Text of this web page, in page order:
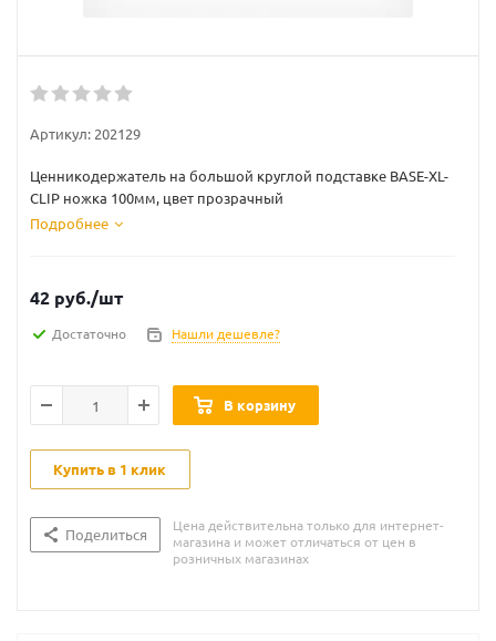
Артикул: 202129
Ценникодержатель на большой круглой подставке BASE-XL-
CLIP ножка 100мм, цвет прозрачный
Подробнее
42 руб./шт
Достаточно Нашли дешевле?
В корзину
Купить в 1 клик
Поделиться
Цена действительна только для интернет-
магазина и может отличаться от цен в
розничных магазинах